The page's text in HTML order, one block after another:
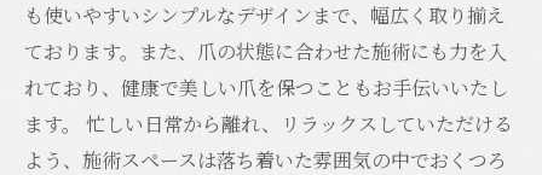
も使いやすいシンプルなデザインまで、幅広く取り揃え
ております。また、爪の状態に合わせた施術にも力を入
れており、健康で美しい爪を保つこともお手伝いいたし
ます。 忙しい日常から離れ、リラックスしていただける
よう、施術スペースは落ち着いた雰囲気の中でおくつろ